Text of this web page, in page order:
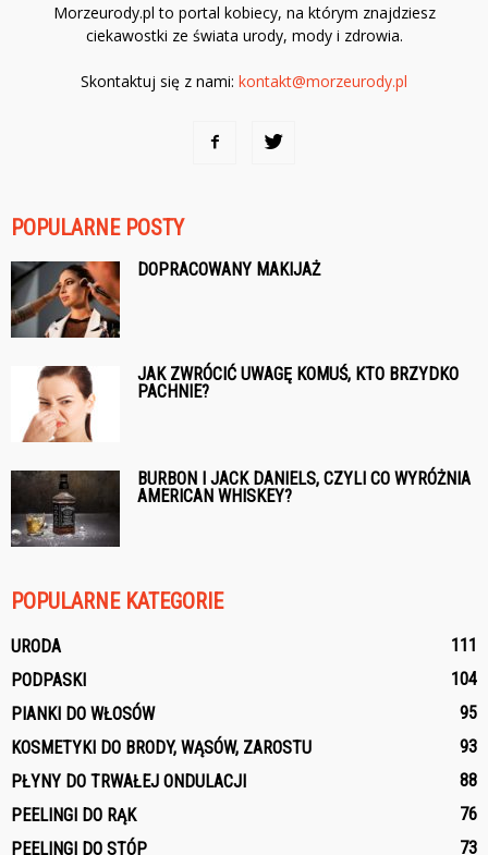
Morzeurody.pl to portal kobiecy, na którym znajdziesz
ciekawostki ze świata urody, mody i zdrowia.
Skontaktuj się z nami: kontakt@morzeurody.pl
POPULARNE POSTY
DOPRACOWANY MAKIJAŻ
JAK ZWRÓCIĆ UWAGĘ KOMUŚ, KTO BRZYDKO
PACHNIE?
BURBON I JACK DANIELS, CZYLI CO WYRÓŻNIA
AMERICAN WHISKEY?
POPULARNE KATEGORIE
URODA
111
PODPASKI
104
PIANKI DO WŁOSÓW
95
KOSMETYKI DO BRODY, WĄSÓW, ZAROSTU
93
PŁYNY DO TRWAŁEJ ONDULACJI
88
PEELINGI DO RĄK
76
PEELINGI DO STÓP
73